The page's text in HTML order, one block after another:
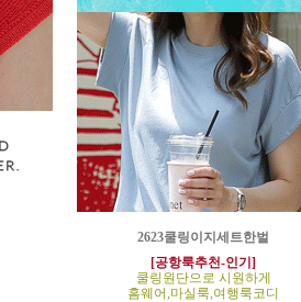
2623쿨링이지세트한벌
[공항룩추천-인기]
쿨링원단으로 시원하게
홈웨어,마실룩,여행룩코디